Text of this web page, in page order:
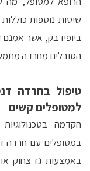
שיטות נוספות
ביופידבק, אשר אמנם
הסובלים מחרדה
טיפול בחרדה
למטופלים קשים
הקדמה
במטופלים עם חרדה
באמצעות גז צחוק